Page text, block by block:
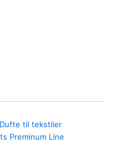
til tekstiler
Preminum Line